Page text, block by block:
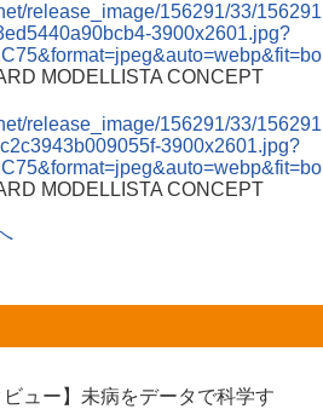
release_image/156291/33/156291
3900x2601.jpg?
MODELLISTA CONCEPT
release_image/156291/33/156291
3900x2601.jpg?
MODELLISTA CONCEPT
ビュー】未病をデータで科学す